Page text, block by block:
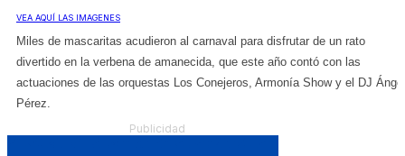
VEA AQUÍ LAS IMAGENES
Miles de mascaritas acudieron al carnaval para disfrutar de un rato
divertido en la verbena de amanecida, que este año contó con las
actuaciones de las orquestas Los Conejeros, Armonía Show y el DJ Ángel
Pérez.
Publicidad